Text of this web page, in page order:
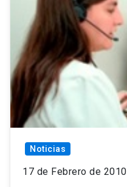
Noticias
17 de Febrero de 2010